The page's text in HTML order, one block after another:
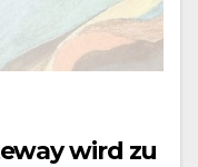
wird zu